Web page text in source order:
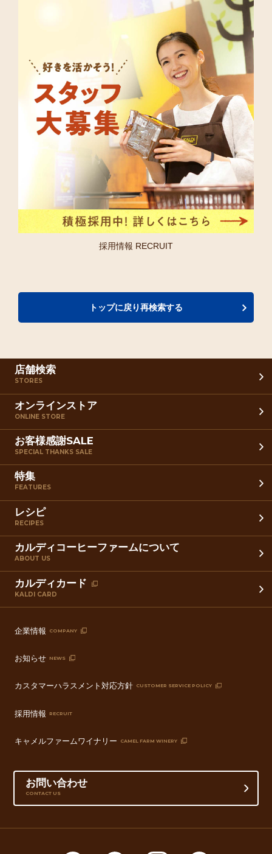
採用情報 RECRUIT
トップに戻り再検索する
店舗検索
STORES
オンラインストア
ONLINE STORE
お客様感謝SALE
SPECIAL THANKS SALE
特集
FEATURES
レシピ
RECIPES
カルディコーヒーファームについて
ABOUT US
カルディカード
KALDI CARD
企業情報 COMPANY
お知らせ NEWS
カスタマーハラスメント対応方針 CUSTOMER SERVICE POLICY
採用情報 RECRUIT
キャメルファームワイナリー CAMEL FARM WINERY
お問い合わせ
CONTACT US